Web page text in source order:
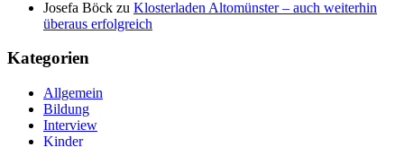
Josefa Böck zu Klosterladen Altomünster – auch weiterhin
überaus erfolgreich
Kategorien
Allgemein
Bildung
Interview
Kinder